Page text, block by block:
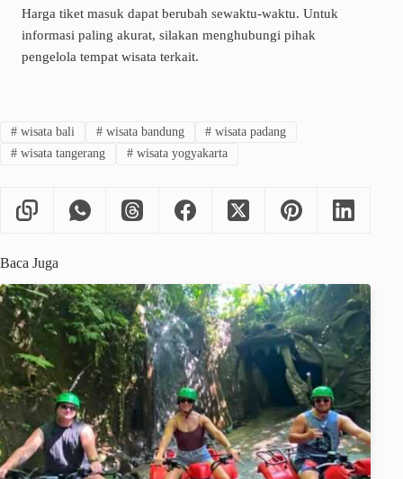
Harga tiket masuk dapat berubah sewaktu-waktu. Untuk
informasi paling akurat, silakan menghubungi pihak
pengelola tempat wisata terkait.
#wisata bali #wisata bandung # wisata padang
#wisata tangerang #wisata yogyakarta
Baca Juga